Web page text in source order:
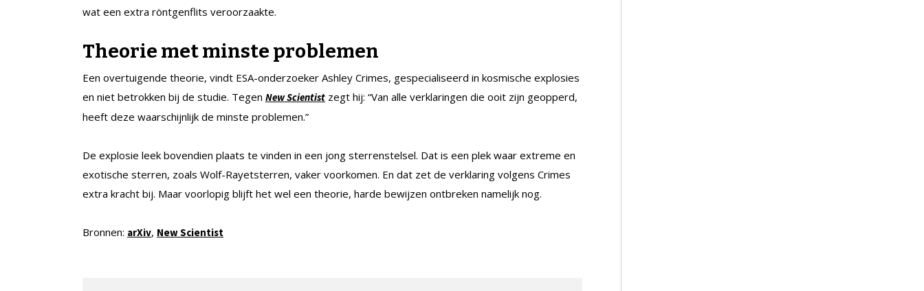
wat een extra röntgenflits veroorzaakte.
Theorie met minste problemen
Een overtuigende theorie, vindt ESA-onderzoeker Ashley Crimes, gespecialiseerd in kosmische explosies
en niet betrokken bij de studie. Tegen New Scientist zegt hij: “Van alle verklaringen die ooit zijn geopperd,
heeft deze waarschijnlijk de minste problemen.”
De explosie leek bovendien plaats te vinden in een jong sterrenstelsel. Dat is een plek waar extreme en
exotische sterren, zoals Wolf-Rayetsterren, vaker voorkomen. En dat zet de verklaring volgens Crimes
extra kracht bij. Maar voorlopig blijft het wel een theorie, harde bewijzen ontbreken namelijk nog.
Bronnen: arXiv, New Scientist